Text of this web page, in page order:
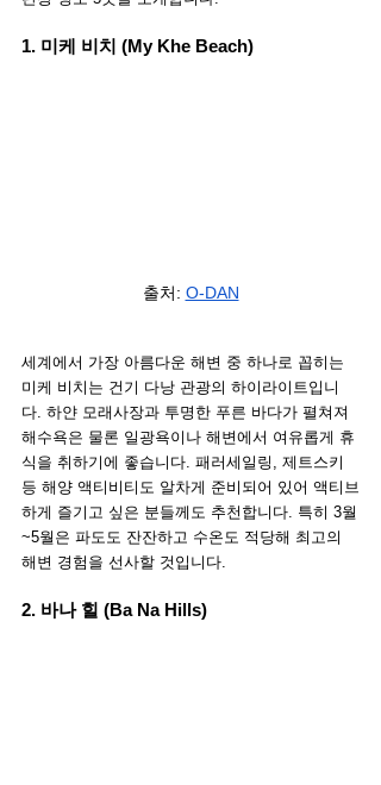
1. 미케 비치 (My Khe Beach)
출처: O-DAN
세계에서 가장 아름다운 해변 중 하나로 꼽히는
미케 비치는 건기 다낭 관광의 하이라이트입니
다. 하얀 모래사장과 투명한 푸른 바다가 펼쳐져
해수욕은 물론 일광욕이나 해변에서 여유롭게 휴
식을 취하기에 좋습니다. 패러세일링, 제트스키
등 해양 액티비티도 알차게 준비되어 있어 액티브
하게 즐기고 싶은 분들께도 추천합니다. 특히 3월
~5월은 파도도 잔잔하고 수온도 적당해 최고의
해변 경험을 선사할 것입니다.
2. 바나 힐 (Ba Na Hills)